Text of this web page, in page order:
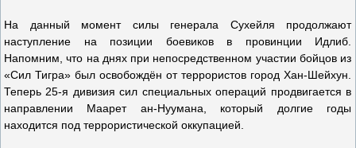
На данный момент силы генерала Сухейля продолжают
наступление на позиции боевиков в провинции Идлиб.
Напомним, что на днях при непосредственном участии бойцов из
«Сил Тигра» был освобождён от террористов город Хан-Шейхун.
Теперь 25-я дивизия сил специальных операций продвигается в
направлении Маарет ан-Нуумана, который долгие годы
находится под террористической оккупацией.